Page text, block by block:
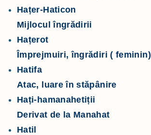
Hațer-Haticon
Mijlocul îngrădirii
Hațerot
Împrejmuiri, îngrădiri ( feminin)
Hatifa
Atac, luare în stăpânire
Hați-hamanahetiții
Derivat de la Manahat
Hatil